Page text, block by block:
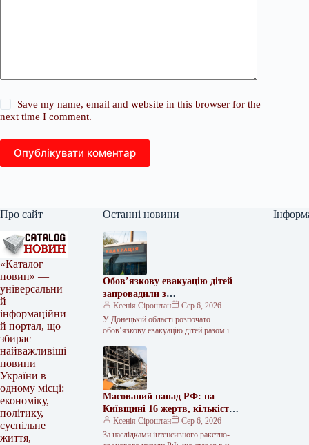
Save my name, email and website in this browser for the
next time I comment.
Опублікувати коментар
Про сайт
«Каталог
новин» —
універсальни
й
інформаційни
й портал, що
збирає
найважливіші
новини
України в
одному місці:
економіку,
політику,
суспільне
життя,
Останні новини
Обов’язкову евакуацію дітей
запровадили з
найнебезпечніших зон
Краматорська та двох сусідніх
селищ.
Ксенія Сіроштан
Сер 6, 2026
У Донецькій області розпочато
обов’язкову евакуацію дітей разом із
Красноторка та Біленьке, а також
найбільш вразливих…
Масований напад РФ: на
Київщині 16 жертв, кількість
поранених сягнула 36
Ксенія Сіроштан
Сер 6, 2026
За наслідками інтенсивного ракетно-